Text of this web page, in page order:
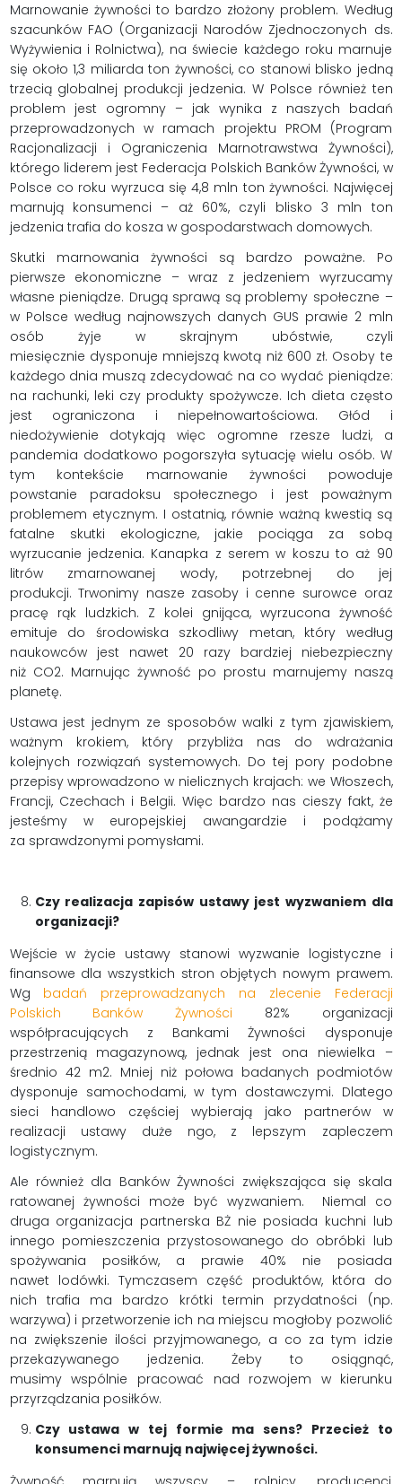
Marnowanie żywności to bardzo złożony problem. Według
szacunków FAO (Organizacji Narodów Zjednoczonych ds.
Wyżywienia i Rolnictwa), na świecie każdego roku marnuje
się około 1,3 miliarda ton żywności, co stanowi blisko jedną
trzecią globalnej produkcji jedzenia. W Polsce również ten
problem jest ogromny – jak wynika z naszych badań
przeprowadzonych w ramach projektu PROM (Program
Racjonalizacji i Ograniczenia Marnotrawstwa Żywności),
którego liderem jest Federacja Polskich Banków Żywności, w
Polsce co roku wyrzuca się 4,8 mln ton żywności. Najwięcej
marnują konsumenci – aż 60%, czyli blisko 3 mln ton
jedzenia trafia do kosza w gospodarstwach domowych.
Skutki marnowania żywności są bardzo poważne. Po
pierwsze ekonomiczne – wraz z jedzeniem wyrzucamy
własne pieniądze. Drugą sprawą są problemy społeczne –
w Polsce według najnowszych danych GUS prawie 2 mln
osób żyje w skrajnym ubóstwie, czyli
miesięcznie dysponuje mniejszą kwotą niż 600 zł. Osoby te
każdego dnia muszą zdecydować na co wydać pieniądze:
na rachunki, leki czy produkty spożywcze. Ich dieta często
jest ograniczona i niepełnowartościowa. Głód i
niedożywienie dotykają więc ogromne rzesze ludzi, a
pandemia dodatkowo pogorszyła sytuację wielu osób. W
tym kontekście marnowanie żywności powoduje
powstanie paradoksu społecznego i jest poważnym
problemem etycznym. I ostatnią, równie ważną kwestią są
fatalne skutki ekologiczne, jakie pociąga za sobą
wyrzucanie jedzenia. Kanapka z serem w koszu to aż 90
litrów zmarnowanej wody, potrzebnej do jej
produkcji. Trwonimy nasze zasoby i cenne surowce oraz
pracę rąk ludzkich. Z kolei gnijąca, wyrzucona żywność
emituje do środowiska szkodliwy metan, który według
naukowców jest nawet 20 razy bardziej niebezpieczny
niż CO2. Marnując żywność po prostu marnujemy naszą
planetę.
Ustawa jest jednym ze sposobów walki z tym zjawiskiem,
ważnym krokiem, który przybliża nas do wdrażania
kolejnych rozwiązań systemowych. Do tej pory podobne
przepisy wprowadzono w nielicznych krajach: we Włoszech,
Francji, Czechach i Belgii. Więc bardzo nas cieszy fakt, że
jesteśmy w europejskiej awangardzie i podążamy
za sprawdzonymi pomysłami.
Czy realizacja zapisów ustawy jest wyzwaniem dla
organizacji?
Wejście w życie ustawy stanowi wyzwanie logistyczne i
finansowe dla wszystkich stron objętych nowym prawem.
Wg badań przeprowadzanych na zlecenie Federacji
Polskich Banków Żywności 82% organizacji
współpracujących z Bankami Żywności dysponuje
przestrzenią magazynową, jednak jest ona niewielka –
średnio 42 m2. Mniej niż połowa badanych podmiotów
dysponuje samochodami, w tym dostawczymi. Dlatego
sieci handlowo częściej wybierają jako partnerów w
realizacji ustawy duże ngo, z lepszym zapleczem
logistycznym.
Ale również dla Banków Żywności zwiększająca się skala
ratowanej żywności może być wyzwaniem. Niemal co
druga organizacja partnerska BŻ nie posiada kuchni lub
innego pomieszczenia przystosowanego do obróbki lub
spożywania posiłków, a prawie 40% nie posiada
nawet lodówki. Tymczasem część produktów, która do
nich trafia ma bardzo krótki termin przydatności (np.
warzywa) i przetworzenie ich na miejscu mogłoby pozwolić
na zwiększenie ilości przyjmowanego, a co za tym idzie
przekazywanego jedzenia. Żeby to osiągnąć,
musimy wspólnie pracować nad rozwojem w kierunku
przyrządzania posiłków.
Czy ustawa w tej formie ma sens? Przecież to
konsumenci marnują najwięcej żywności.